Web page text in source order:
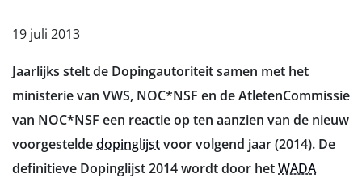
19 juli 2013
Jaarlijks stelt de Dopingautoriteit samen met het
ministerie van VWS, NOC*NSF en de AtletenCommissie
van NOC*NSF een reactie op ten aanzien van de nieuw
voorgesteldedopinglijstvoor volgend jaar (2014). De
definitieve Dopinglijst 2014 wordt door hetWADA